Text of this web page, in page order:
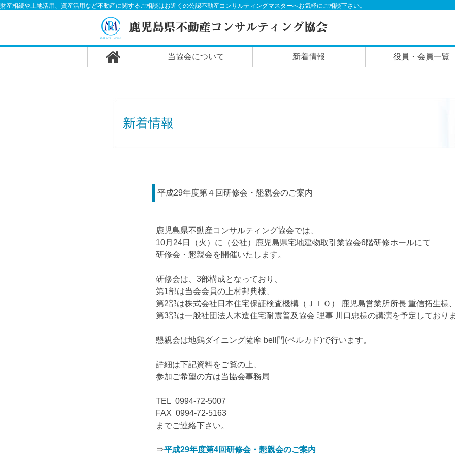
財産相続や土地活用、資産活用など不動産に関するご相談はお近くの公認不動産コンサルティングマスターへお気軽にご相談下さい。
当協会について 新着情報 役員・会員一覧
新着情報
平成29年度第４回研修会・懇親会のご案内
鹿児島県不動産コンサルティング協会では、
10月24日（火）に（公社）鹿児島県宅地建物取引業協会6階研修ホールにて
研修会・懇親会を開催いたします。
研修会は、3部構成となっており、
第1部は当会会員の上村邦典様、
第2部は株式会社日本住宅保証検査機構（ＪＩＯ） 鹿児島営業所所長 重信拓生様、
第3部は一般社団法人木造住宅耐震普及協会 理事 川口忠様の講演を予定しておりま
懇親会は地鶏ダイニング薩摩 bell門(ベルカド)で行います。
詳細は下記資料をご覧の上、
参加ご希望の方は当協会事務局
TEL 0994-72-5007
FAX 0994-72-5163
までご連絡下さい。
⇒平成29年度第4回研修会・懇親会のご案内